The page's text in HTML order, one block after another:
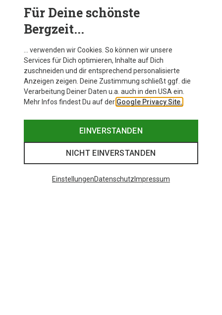
Herren TLT Dynastretch Jacke
219,95 €
XL
Für Deine schönste
Bergzeit...
… verwenden wir Cookies. So können wir unsere
Services für Dich optimieren, Inhalte auf Dich
zuschneiden und dir entsprechend personalisierte
Anzeigen zeigen. Deine Zustimmung schließt ggf. die
Verarbeitung Deiner Daten u.a. auch in den USA ein.
Mehr Infos findest Du auf der Google Privacy Site.
EINVERSTANDEN
NICHT EINVERSTANDEN
EinstellungenDatenschutz Impressum